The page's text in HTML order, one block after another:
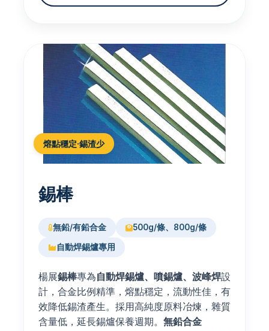
熔點穩定·錫渣少
錫棒
無鉛/有鉛合金 500g/條、800g/條
自動焊錫爐專用
楊展錫棒專為自動焊錫爐、噴錫爐、波峰焊設
計，合金比例精準，熔點穩定，流動性佳，有
效降低錫渣產生。採用高純度原料冶煉，雜質
含量低，延長錫爐保養週期。 無鉛合金